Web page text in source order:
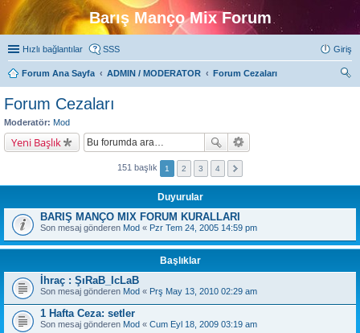
Barış Manço Mix Forum
Hızlı bağlantılar SSS Giriş
Forum Ana Sayfa ADMIN / MODERATOR
Forum Cezaları
Forum Cezaları
Moderatör: Mod
Yeni Başlık
151 başlık 1 2 3 4
Duyurular
BARIŞ MANÇO MIX FORUM KURALLARI
Son mesaj gönderen Mod « Pzr Tem 24, 2005 14:59 pm
Başlıklar
İhraç : ŞıRaB_IcLaB
Son mesaj gönderen Mod « Prş May 13, 2010 02:29 am
1 Hafta Ceza: setler
Son mesaj gönderen Mod « Cum Eyl 18, 2009 03:19 am